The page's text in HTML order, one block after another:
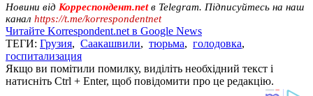
Новини від Корреспондент.netв Telegram. Підписуйтесь на наш
канал https://t.me/korrespondentnet
Читайте Korrespondent.net в Google News
ТЕГИ: Грузия, Саакашвили, тюрьма, голодовка,
госпитализация
Якщо ви помітили помилку, виділіть необхідний текст і
натисніть Ctrl + Enter, щоб повідомити про це редакцію.